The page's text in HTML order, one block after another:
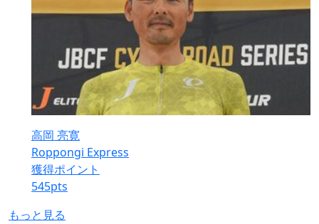
高岡 亮寛
Roppongi Express
獲得ポイント
545pts
もっと見る